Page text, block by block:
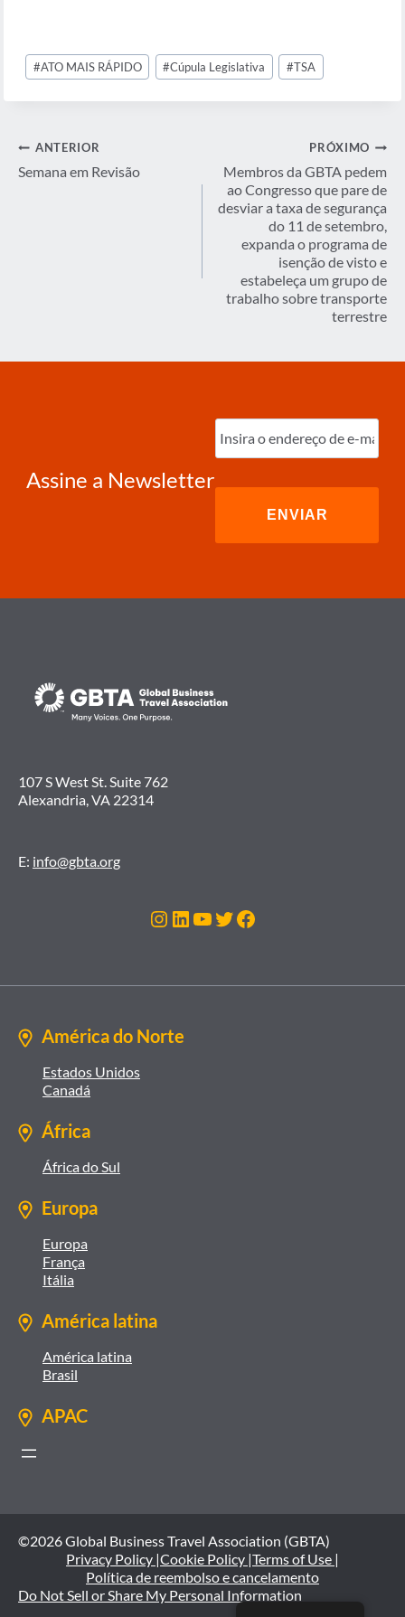
Tags
do
#ATO MAIS RÁPIDO #Cúpula Legislativa #TSA
Navegação
de
ANTERIOR
Semana em Revisão
PRÓXIMO
Membros da GBTA pedem
ao Congresso que pare de
desviar a taxa de segurança
do 11 de setembro,
expanda o programa de
isenção de visto e
estabeleça um grupo de
trabalho sobre transporte
terrestre
Assine a Newsletter
Digite
o
e-
107 S West St. Suite 762
Alexandria, VA 22314
E: info@gbta.org
Instagram
LinkedIn
Youtube
Twitter
Facebook
América do Norte
Estados Unidos
Canadá
África
África do Sul
Europa
Europa
França
Itália
América latina
América latina
Brasil
APAC
©2026 Global Business Travel Association (GBTA)
Privacy Policy |Cookie Policy |Terms of Use |
Política de reembolso e cancelamento
Do Not Sell or Share My Personal Information